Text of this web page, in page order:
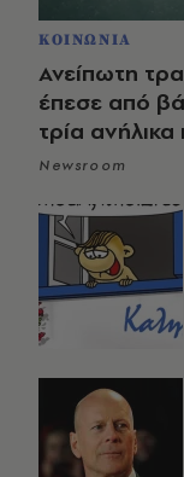
ΚΟΙΝΩΝΙΑ
Ανείπωτη
έπεσε από
τρία ανήλικα
Newsroom